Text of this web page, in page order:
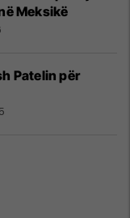
Meksikë
Patelin për